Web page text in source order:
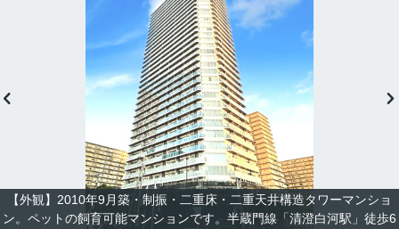
【外観】2010年9月築・制振・二重床・二重天井構造タワーマンショ
ン。ペットの飼育可能マンションです。半蔵門線「清澄白河駅」徒歩6